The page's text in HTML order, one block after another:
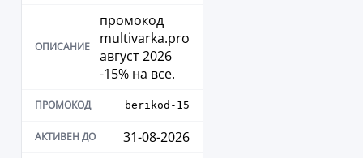
промокод
multivarka.pro
август 2026
-15% на все.
berikod-15
31-08-2026